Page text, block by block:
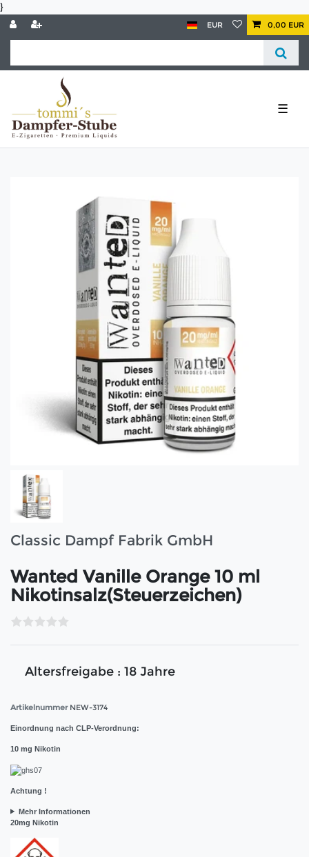
}
EUR 0,00 EUR
☰
Classic Dampf Fabrik GmbH
Wanted Vanille Orange 10 ml
Nikotinsalz(Steuerzeichen)
Altersfreigabe : 18 Jahre
Artikelnummer NEW-3174
Einordnung nach CLP-Verordnung:
10 mg Nikotin
Achtung !
Mehr Informationen
20mg Nikotin